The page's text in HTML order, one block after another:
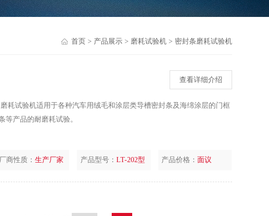
首页 > 产品展示 > 磨耗试验机 > 密封条磨耗试验机
查看详细介绍
耗试验机适用于各种汽车用绒毛和涂层类导槽密封条及海绵涂层的门框
等产品的耐磨耗试验。
厂商性质：生产厂家 产品型号： LT-202型 产品价格： 面议